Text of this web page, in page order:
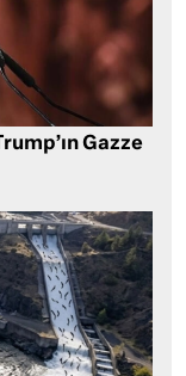
Gazze